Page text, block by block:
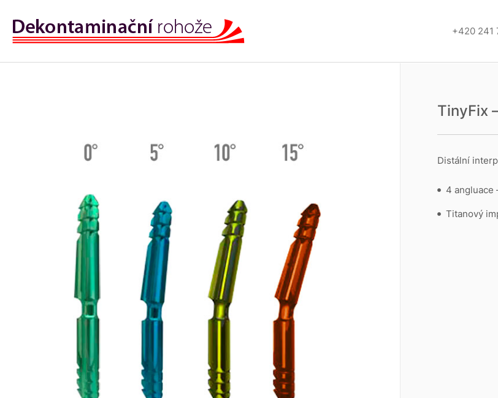
+420 241
TinyFix
Distální
4 angluace
Titanový